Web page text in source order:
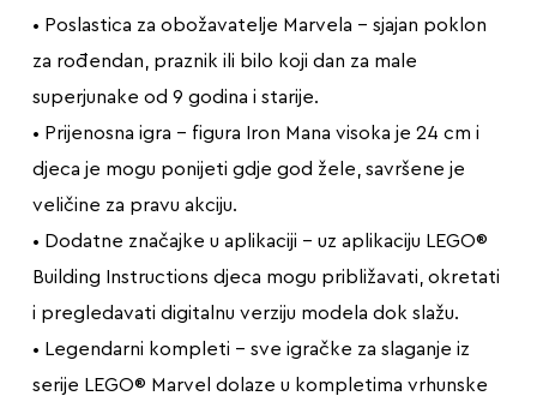
• Poslastica za obožavatelje Marvela – sjajan poklon
za rođendan, praznik ili bilo koji dan za male
superjunake od 9 godina i starije.
• Prijenosna igra – figura Iron Mana visoka je 24 cm i
djeca je mogu ponijeti gdje god žele, savršene je
veličine za pravu akciju.
• Dodatne značajke u aplikaciji – uz aplikaciju LEGO®
Building Instructions djeca mogu približavati, okretati
i pregledavati digitalnu verziju modela dok slažu.
• Legendarni kompleti – sve igračke za slaganje iz
serije LEGO® Marvel dolaze u kompletima vrhunske